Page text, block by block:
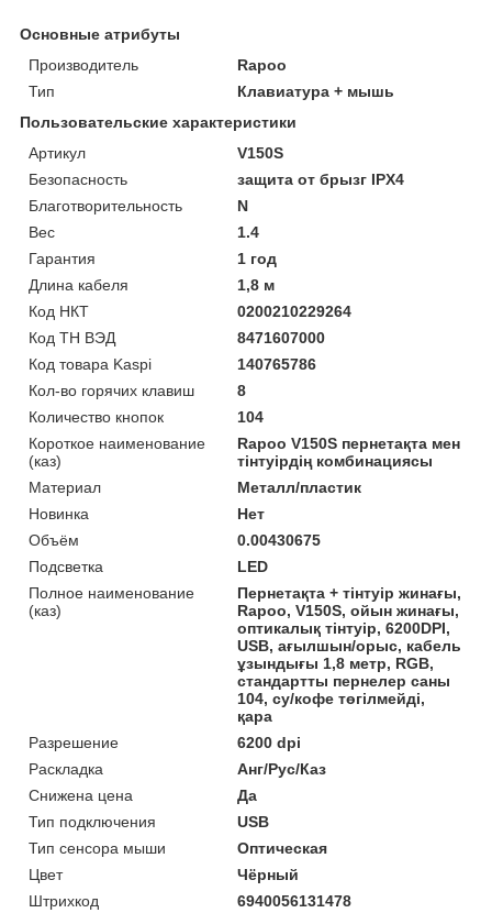
Основные атрибуты
Производитель
Rapoo
Тип
Клавиатура + мышь
Пользовательские характеристики
Артикул
V150S
Безопасность
защита от брызг IPX4
Благотворительность
N
Вес
1.4
Гарантия
1 год
Длина кабеля
1,8 м
Код НКТ
0200210229264
Код ТН ВЭД
8471607000
Код товара Kaspi
140765786
Кол-во горячих клавиш
8
Количество кнопок
104
Короткое наименование
(каз)
Rapoo V150S пернетақта мен
тінтуірдің комбинациясы
Материал
Металл/пластик
Новинка
Нет
Объём
0.00430675
Подсветка
LED
Полное наименование
(каз)
Пернетақта + тінтуір жинағы,
Rapoo, V150S, ойын жинағы,
оптикалық тінтуір, 6200DPI,
USB, ағылшын/орыс, кабель
ұзындығы 1,8 метр, RGB,
стандартты пернелер саны
104, су/кофе төгілмейді,
қара
Разрешение
6200 dpi
Раскладка
Анг/Рус/Каз
Снижена цена
Да
Тип подключения
USB
Тип сенсора мыши
Оптическая
Цвет
Чёрный
Штрихкод
6940056131478